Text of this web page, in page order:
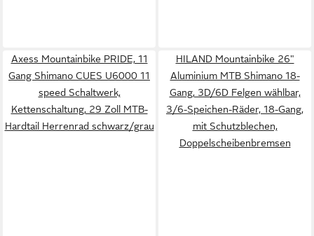
Axess Mountainbike PRIDE, 11
Gang Shimano CUES U6000 11
speed Schaltwerk,
Kettenschaltung, 29 Zoll MTB-
Hardtail Herrenrad schwarz/grau
HILAND Mountainbike 26"
Aluminium MTB Shimano 18-
Gang, 3D/6D Felgen wählbar,
3/6-Speichen-Räder, 18-Gang,
mit Schutzblechen,
Doppelscheibenbremsen